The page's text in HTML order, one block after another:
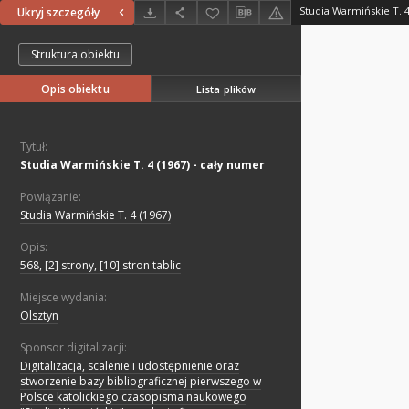
Ukryj szczegóły Studia Warmińskie T.
Struktura obiektu
Opis obiektu Lista plików
Tytuł:
Studia Warmińskie T. 4 (1967) - cały numer
Powiązanie:
Studia Warmińskie T. 4 (1967)
Opis:
568, [2] strony, [10] stron tablic
Miejsce wydania:
Olsztyn
Sponsor digitalizacji:
Digitalizacja, scalenie i udostępnienie oraz
stworzenie bazy bibliograficznej pierwszego w
Polsce katolickiego czasopisma naukowego